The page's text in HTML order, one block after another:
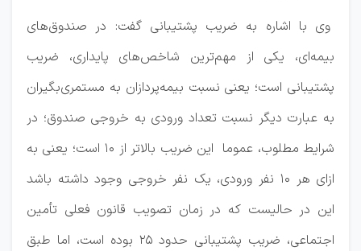
وی با اشاره به ضریب پشتیبانی گفت: در صندوق‌های
بیمه‌ای، یکی از مهم‌ترین شاخص‌های پایداری، ضریب
پشتیبانی است؛ یعنی نسبت بیمه‌پردازان به مستمری‌بگیران
به عبارت دیگر نسبت تعداد ورودی به خروجی صندوق؛ در
شرایط مطلوب، عموما این ضریب بالاتر از ۱۰ است؛ یعنی به
ازای هر ۱۰ نفر ورودی، یک نفر خروجی وجود داشته باشد
این در حالیست که در زمان تصویب قانون فعلی تأمین
اجتماعی، ضریب پشتیبانی حدود ۲۵ بوده است، اما طبق